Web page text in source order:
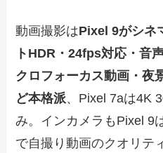
動画撮影はPixel 9がシネ
トHDR・24fps対応・音
クロフォーカス動画・夜
ど本格派、Pixel 7aは4K
み。インカメラもPixel 9
で自撮り動画のクオリテ